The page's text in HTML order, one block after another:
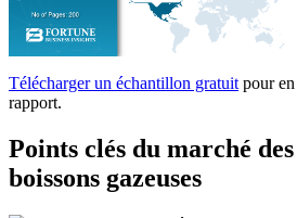
Télécharger un échantillon gratuit pour
rapport.
Points clés du marché
boissons gazeuses